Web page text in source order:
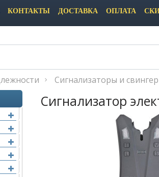
КОНТАКТЫ ДОСТАВКА ОПЛАТА
Сигнализаторы и
Сигнализатор